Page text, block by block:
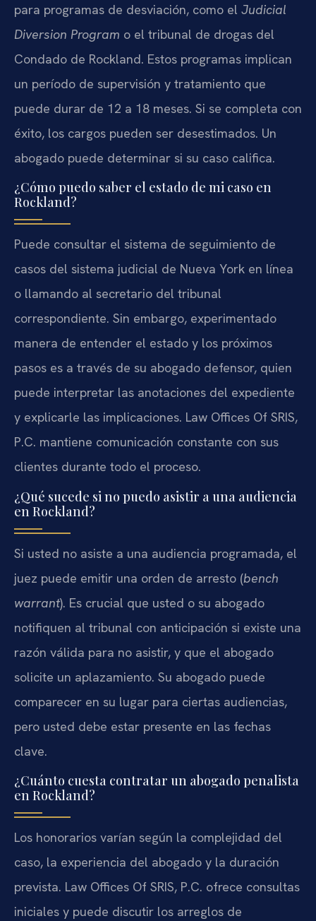
para programas de desviación, como el Judicial
Diversion Program o el tribunal de drogas del
Condado de Rockland. Estos programas implican
un período de supervisión y tratamiento que
puede durar de 12 a 18 meses. Si se completa con
éxito, los cargos pueden ser desestimados. Un
abogado puede determinar si su caso califica.
¿Cómo puedo saber el estado de mi caso en
Rockland?
Puede consultar el sistema de seguimiento de
casos del sistema judicial de Nueva York en línea
o llamando al secretario del tribunal
correspondiente. Sin embargo, experimentado
manera de entender el estado y los próximos
pasos es a través de su abogado defensor, quien
puede interpretar las anotaciones del expediente
y explicarle las implicaciones. Law Offices Of SRIS,
P.C. mantiene comunicación constante con sus
clientes durante todo el proceso.
¿Qué sucede si no puedo asistir a una audiencia
en Rockland?
Si usted no asiste a una audiencia programada, el
juez puede emitir una orden de arresto (bench
warrant). Es crucial que usted o su abogado
notifiquen al tribunal con anticipación si existe una
razón válida para no asistir, y que el abogado
solicite un aplazamiento. Su abogado puede
comparecer en su lugar para ciertas audiencias,
pero usted debe estar presente en las fechas
clave.
¿Cuánto cuesta contratar un abogado penalista
en Rockland?
Los honorarios varían según la complejidad del
caso, la experiencia del abogado y la duración
prevista. Law Offices Of SRIS, P.C. ofrece consultas
iniciales y puede discutir los arreglos de